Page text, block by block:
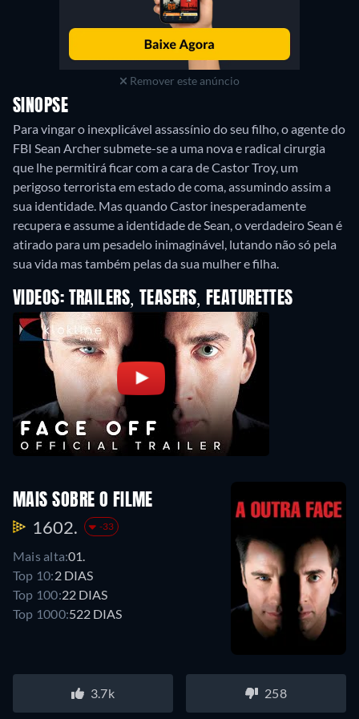
Remover este anúncio
SINOPSE
Para vingar o inexplicável assassínio do seu filho, o agente do
FBI Sean Archer submete-se a uma nova e radical cirurgia
que lhe permitirá ficar com a cara de Castor Troy, um
perigoso terrorista em estado de coma, assumindo assim a
sua identidade. Mas quando Castor inesperadamente
recupera e assume a identidade de Sean, o verdadeiro Sean é
atirado para um pesadelo inimaginável, lutando não só pela
sua vida mas também pelas da sua mulher e filha.
VIDEOS: TRAILERS, TEASERS, FEATURETTES
MAIS SOBRE O FILME
1602. -33
Mais alta:01.
Top 10:2 DIAS
Top 100:22 DIAS
Top 1000:522 DIAS
3.7k 258